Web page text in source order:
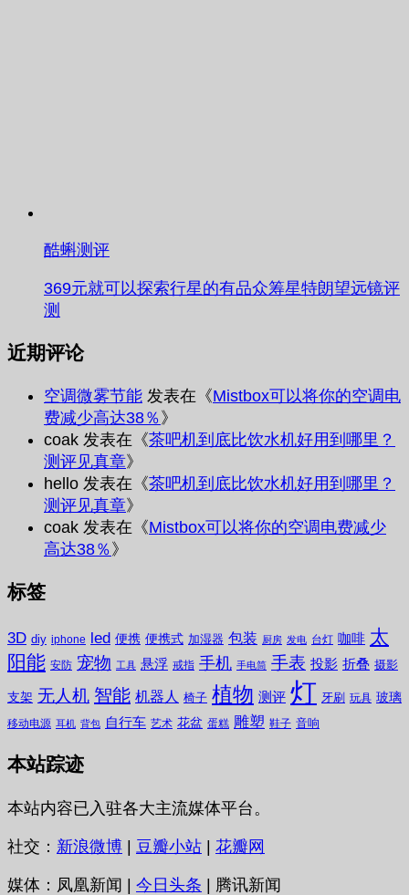
酷蝌测评
369元就可以探索行星的有品众筹星特朗望远镜评
测
近期评论
空调微雾节能 发表在《Mistbox可以将你的空调电
费减少高达38％ 》
coak 发表在《茶吧机到底比饮水机好用到哪里？
测评见真章》
hello 发表在《茶吧机到底比饮水机好用到哪里？
测评见真章》
coak 发表在《Mistbox可以将你的空调电费减少
高达38％ 》
标签
3D diy iphone led 便携 便携式 加湿器 包装 厨房 发电 台灯 咖啡 太
阳能 安防 宠物 工具 悬浮 戒指 手机 手电筒 手表 投影 折叠 摄影
支架 无人机 智能 机器人 椅子 植物 测评 灯 牙刷 玩具 玻璃
移动电源 耳机 背包 自行车 艺术 花盆 蛋糕 雕塑 鞋子 音响
本站踪迹
本站内容已入驻各大主流媒体平台。
社交： 新浪微博 | 豆瓣小站 | 花瓣网
媒体：凤凰新闻 | 今日头条 | 腾讯新闻